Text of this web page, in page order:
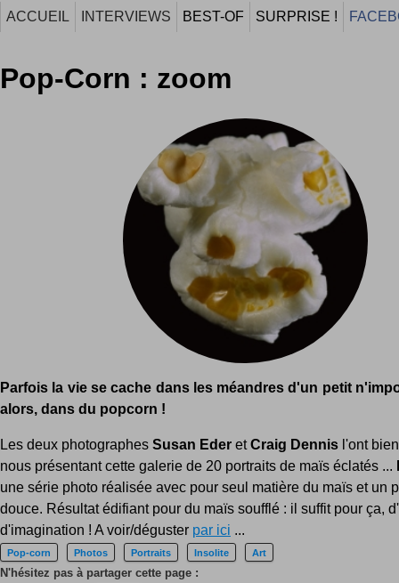
ACCUEIL INTERVIEWS BEST-OF SURPRISE !
Pop-Corn : zoom
Parfois la vie se cache dans les méandres d'un petit
alors, dans du popcorn !
Les deux photographes Susan Eder etCraig Dennis l'ont
nous présentant cette galerie de 20 portraits de maïs éclatés ...
une série photo réalisée avec pour seul matière du maïs et un
douce. Résultat édifiant pour du maïs soufflé : il suffit pour ça,
d'imagination ! A voir/déguster par ici ...
Pop-corn Photos Portraits Insolite Art
N'hésitez pas à partager cette page :